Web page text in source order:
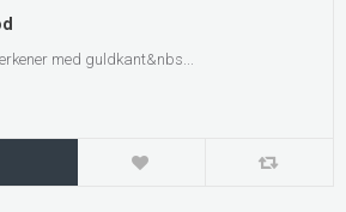
med guldkant&nbs...